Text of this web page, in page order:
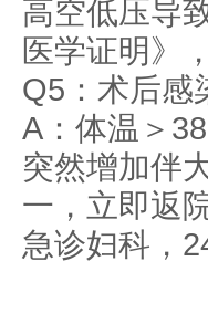
高空低压导
医学证明》
Q5：术后感
A：体温＞
突然增加伴
一，立即返
急诊妇科，